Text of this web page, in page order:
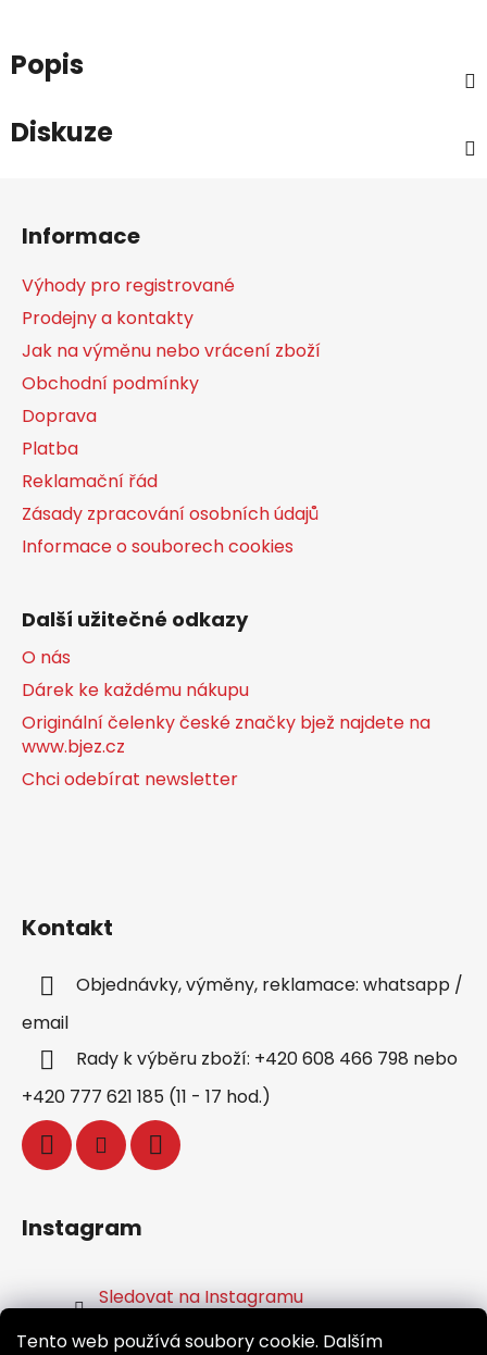
Tento web používá soubory cookie. Dalším
Popis
Diskuze
Informace
Výhody pro registrované
Prodejny a kontakty
Jak na výměnu nebo vrácení zboží
Obchodní podmínky
Doprava
Platba
Reklamační řád
Zásady zpracování osobních údajů
Informace o souborech cookies
Další užitečné odkazy
O nás
Dárek ke každému nákupu
Originální čelenky české značky bjež najdete na
www.bjez.cz
Chci odebírat newsletter
Kontakt
Objednávky, výměny, reklamace: whatsapp /
email
Rady k výběru zboží: +420 608 466 798 nebo
+420 777 621 185 (11 - 17 hod.)
Instagram
Sledovat na Instagramu